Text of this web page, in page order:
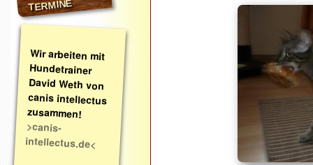
TERMINE
Wir arbeiten mit
Hundetrainer
David Weth von
canis intellectus
zusammen!
>canis-
intellectus.de<